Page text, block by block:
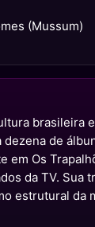
(Mussum)
brasileira
dezena de
em Os
da TV.
estrutural da